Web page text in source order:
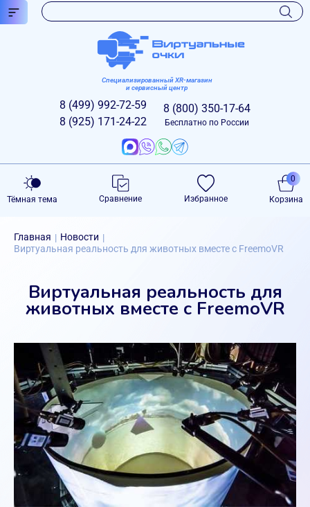
Специализированный XR-магазин
и сервисный центр
8 (499) 992-72-59
8 (925) 171-24-22
8 (800) 350-17-64
Бесплатно по России
Тёмная тема Сравнение Избранное Корзина
0
Главная | Новости |
Виртуальная реальность для животных вместе с FreemoVR
Виртуальная реальность для
животных вместе с FreemoVR